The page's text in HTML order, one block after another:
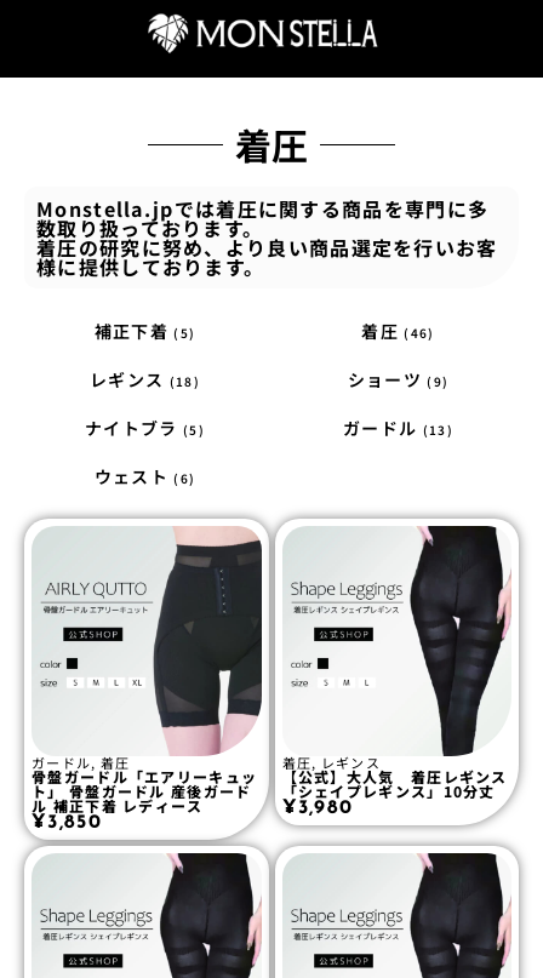
着圧
Monstella.jpでは着圧に関する商品を専門に多
数取り扱っております。
着圧の研究に努め、より良い商品選定を行いお客
様に提供しております。
補正下着(5) 着圧(46)
レギンス (18) ショーツ(9)
ナイトブラ (5) ガードル (13)
ウェスト(6)
ガードル, 着圧
骨盤ガードル「エアリーキュッ
ト」 骨盤ガードル 産後ガード
ル 補正下着 レディース
¥3,850
着圧, レギンス
【公式】大人気 着圧レギンス
「シェイプレギンス」10分丈
¥3,980